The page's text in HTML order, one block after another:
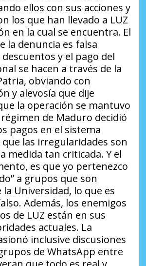
ellos con sus acciones y
los que han llevado a LUZ
en la cual se encuentra. El
la denuncia es falsa
y el pago del
se hacen a través de la
obviando con
y alevosía que dije
la operación se mantuvo
de Maduro decidió
pagos en el sistema
que las irregularidades son
medida tan criticada. Y el
es que yo pertenezco
a grupos que son
la Universidad, lo que es
Además, los enemigos
de LUZ están en sus
actuales. La
inclusive discusiones
de WhatsApp entre